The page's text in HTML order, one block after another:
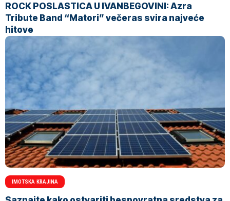
ROCK POSLASTICA U IVANBEGOVINI: Azra
Tribute Band “Matori” večeras svira najveće
hitove
IMOTSKA KRAJINA